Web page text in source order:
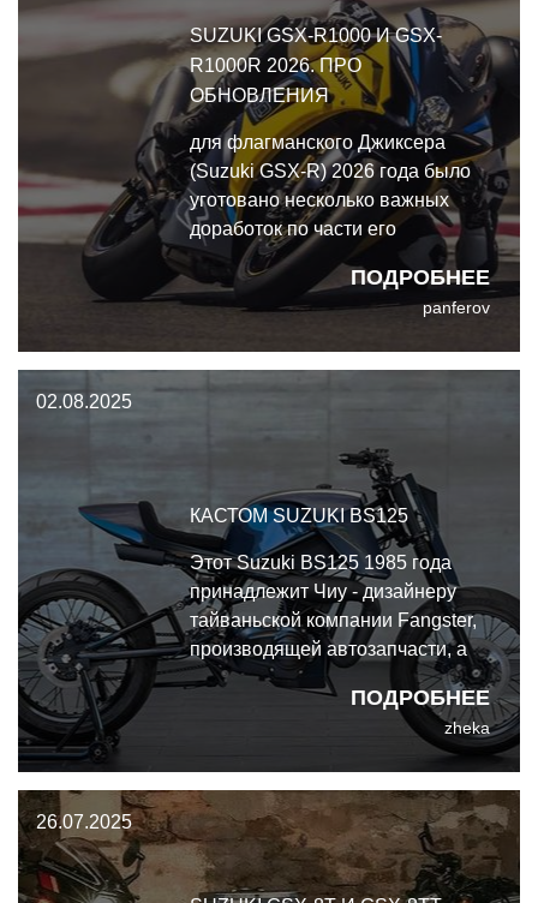
SUZUKI GSX-R1000 И GSX-
R1000R 2026. ПРО
ОБНОВЛЕНИЯ
ПОДРОБНЕЕ
для флагманского Джиксера
(Suzuki GSX-R) 2026 года было
уготовано несколько важных
доработок по части его
четырёхцилиндрового рядника
panferov
02.08.2025
КАСТОМ SUZUKI BS125
ПОДРОБНЕЕ
Этот Suzuki BS125 1985 года
принадлежит Чиу - дизайнеру
тайваньской компании Fangster,
производящей автозапчасти, а
попутно - руководителю
многопрофильной студии
промышленного дизайна
zheka
26.07.2025